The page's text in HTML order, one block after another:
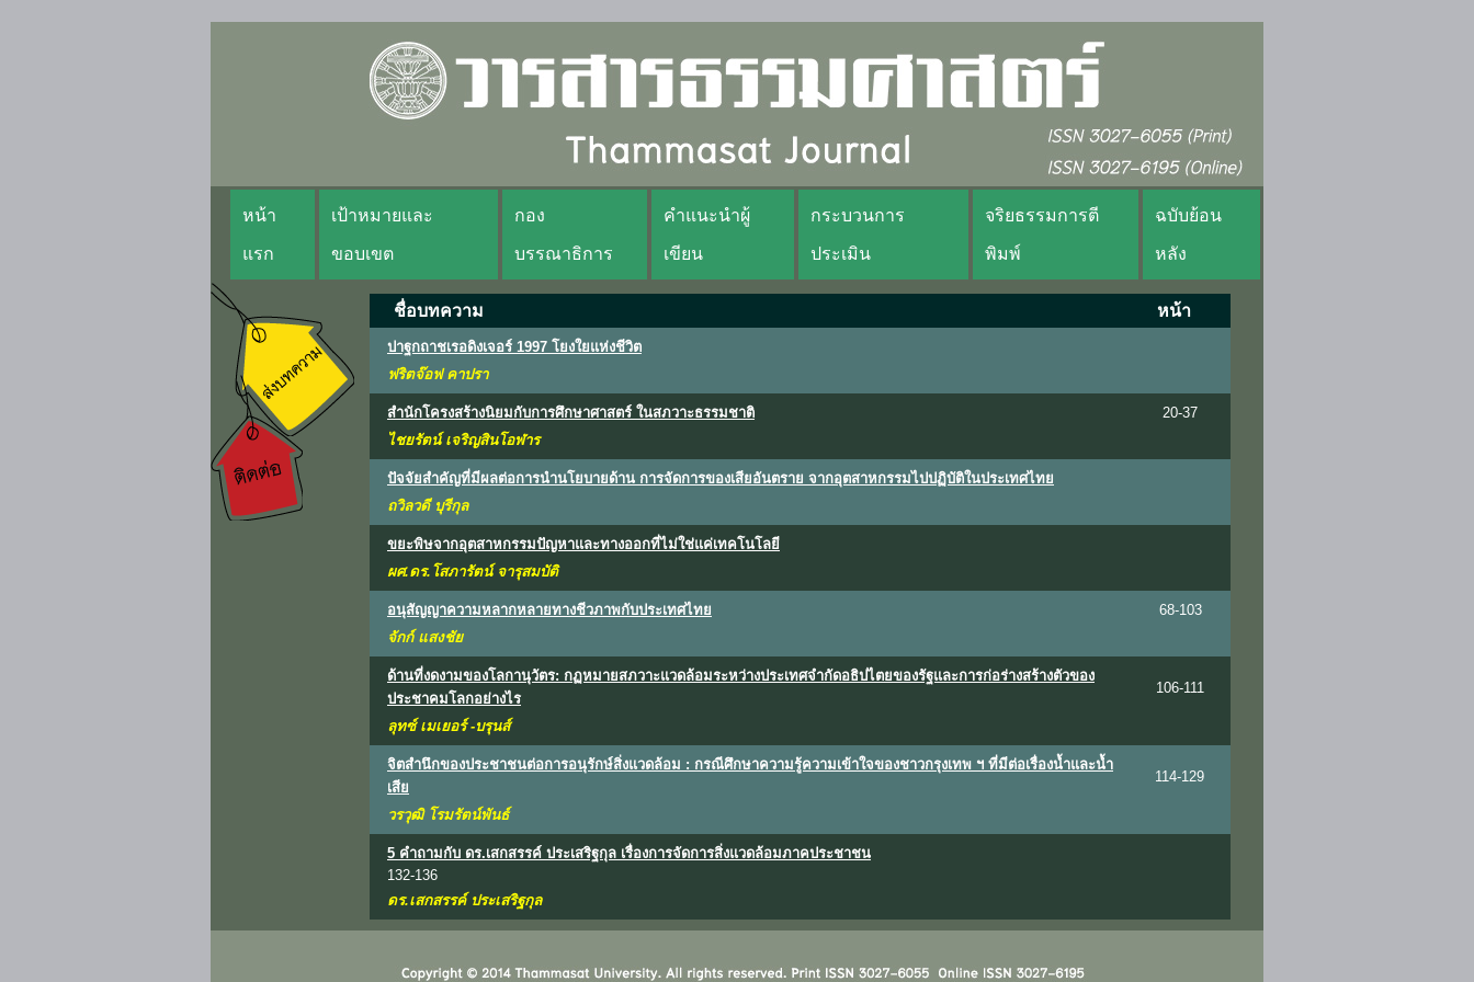
หน้า
แรก
เป้าหมายและ
ขอบเขต
กอง
บรรณาธิการ
คำแนะนำผู้
เขียน
กระบวนการ
ประเมิน
จริยธรรมการตี
พิมพ์
ฉบับย้อน
หลัง
ชื่อบทความ หน้า
ปาฐกถาชเรอดิงเจอร์ 1997 โยงใยแห่งชีวิต
ฟริตจ๊อฟ คาปรา
สำนักโครงสร้างนิยมกับการศึกษาศาสตร์ ในสภวาะธรรมชาติ
20-37
ไชยรัตน์ เจริญสินโอฬาร
ปัจจัยสำคัญที่มีผลต่อการนำนโยบายด้าน การจัดการของเสียอันตราย จากอุตสาหกรรมไปปฏิบัติในประเทศไทย
ถวิลวดี บุรีกุล
ขยะพิษจากอุตสาหกรรมปัญหาและทางออกที่ไม่ใช่แค่เทคโนโลยี
ผศ.ดร.โสภารัตน์ จารุสมบัติ
อนุสัญญาความหลากหลายทางชีวภาพกับประเทศไทย
68-103
จักก์ แสงชัย
ด้านที่งดงามของโลกานุวัตร: กฏหมายสภวาะแวดล้อมระหว่างประเทศจำกัดอธิปไตยของรัฐและการก่อร่างสร้างตัวของ
ประชาคมโลกอย่างไร
106-111
ลุทซ์ เมเยอร์ -บรุนส์
จิตสำนึกของประชาชนต่อการอนุรักษ์สิ่งแวดล้อม : กรณีศึกษาความรู้ความเข้าใจของชาวกรุงเทพ ฯ ที่มีต่อเรื่องน้ำและน้ำ
เสีย
114-129
วรวุฒิ โรมรัตน์พันธ์
5 คำถามกับ ดร.เสกสรรค์ ประเสริฐกุล เรื่องการจัดการสิ่งแวดล้อมภาคประชาชน
132-136
ดร.เสกสรรค์ ประเสริฐกุล